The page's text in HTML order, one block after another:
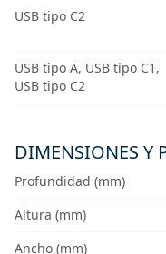
USB tipo C2
USB tipo A, USB tipo C1,
USB tipo C2
DIMENSIONES Y
Profundidad (mm)
Altura (mm)
Ancho (mm)